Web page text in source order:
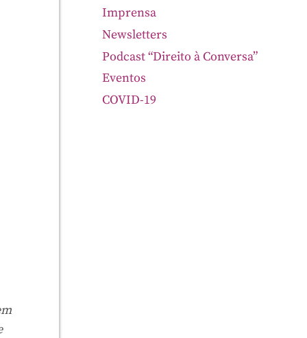
Imprensa
Newsletters
Podcast “Direito à Conversa”
Eventos
COVID-19